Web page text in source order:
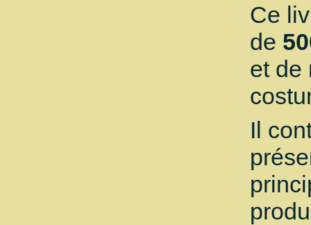
Ce
de
et de
Il